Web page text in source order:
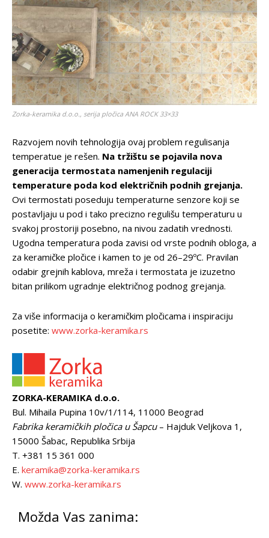
Zorka-keramika d.o.o., serija pločica ANA ROCK 33×33
Razvojem novih tehnologija ovaj problem regulisanja
temperatue je rešen. Na tržištu se pojavila nova
generacija termostata namenjenih regulaciji
temperature poda kod električnih podnih grejanja.
Ovi termostati poseduju temperaturne senzore koji se
postavljaju u pod i tako precizno regulišu temperaturu u
svakoj prostoriji posebno, na nivou zadatih vrednosti.
Ugodna temperatura poda zavisi od vrste podnih obloga, a
za keramičke pločice i kamen to je od 26–29ºC. Pravilan
odabir grejnih kablova, mreža i termostata je izuzetno
bitan prilikom ugradnje električnog podnog grejanja.
Za više informacija o keramičkim pločicama i inspiraciju
posetite: www.zorka-keramika.rs
ZORKA-KERAMIKA d.o.o.
Bul. Mihaila Pupina 10v/1/114, 11000 Beograd
Fabrika keramičkih pločica u Šapcu– Hajduk Veljkova 1,
15000 Šabac, Republika Srbija
T. +381 15 361 000
E. keramika@zorka-keramika.rs
W. www.zorka-keramika.rs
Možda Vas zanima: